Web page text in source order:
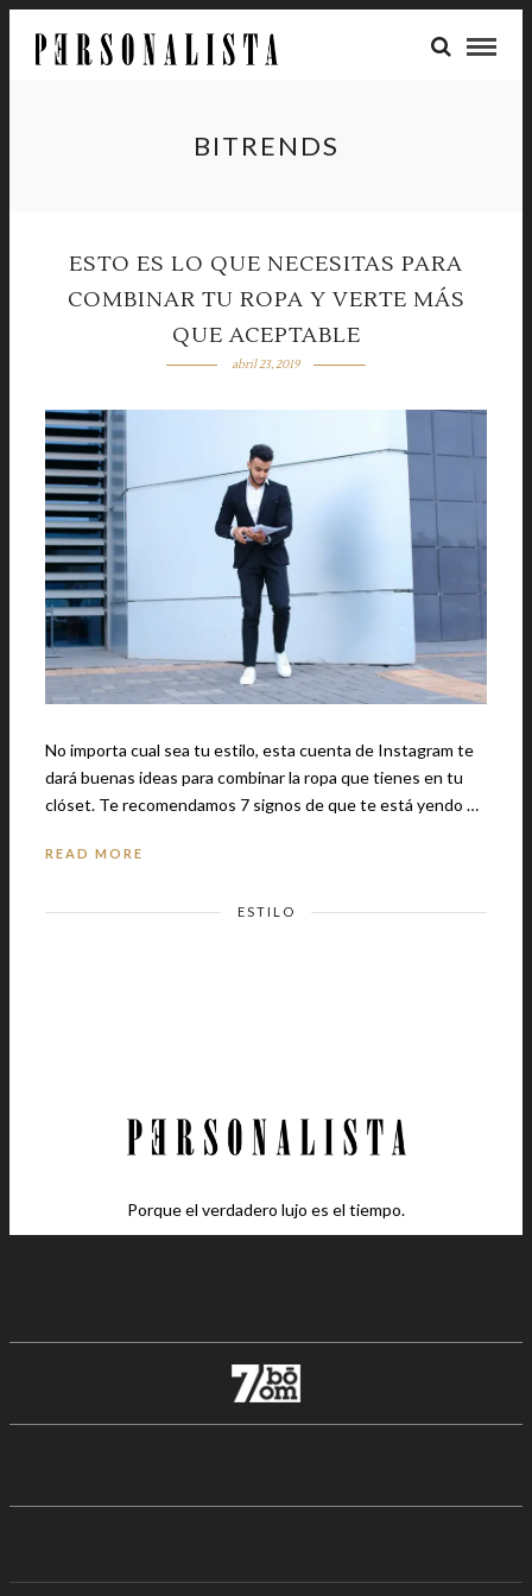
BITRENDS
ESTO ES LO QUE NECESITAS PARA
COMBINAR TU ROPA Y VERTE MÁS
QUE ACEPTABLE
abril 23, 2019
No importa cual sea tu estilo, esta cuenta de Instagram te
dará buenas ideas para combinar la ropa que tienes en tu
clóset. Te recomendamos 7 signos de que te está yendo …
READ MORE
ESTILO
Porque el verdadero lujo es el tiempo.